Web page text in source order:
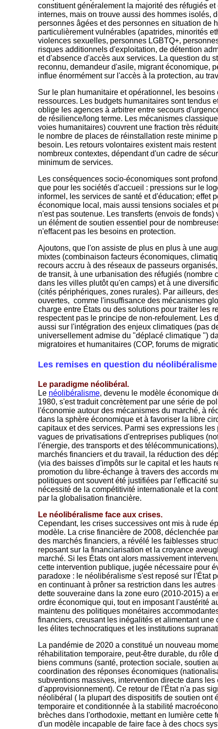
constituent généralement la majorité des réfugiés
internes, mais on trouve aussi des hommes isolés,
personnes âgées et des personnes en situation de
particulièrement vulnérables (apatrides, minorités
violences sexuelles, personnes LGBTQ+,
risques additionnels d'exploitation, de détention
et d'absence d'accès aux services. La question du
reconnu, demandeur d'asile, migrant économique,
influe énormément sur l'accès à la protection, au
Sur le plan humanitaire et opérationnel, les
ressources. Les budgets humanitaires sont tendus
oblige les agences à arbitrer entre secours
de résilience/long terme. Les mécanismes
voies humanitaires) couvrent une fraction très
le nombre de places de réinstallation reste minime
besoin. Les retours volontaires existent mais
nombreux contextes, dépendant d'un cadre de
minimum de services.
Les conséquences socio-économiques sont
que pour les sociétés d'accueil : pressions sur le
informel, les services de santé et d'éducation; effet
économique local, mais aussi tensions sociales et
n'est pas soutenue. Les transferts (envois de
un élément de soutien essentiel pour de
n'effacent pas les besoins en protection.
Ajoutons, que l'on assiste de plus en plus à une
mixtes (combinaison facteurs économiques,
recours accru à des réseaux de passeurs
de transit, à une urbanisation des réfugiés (nombre
dans les villes plutôt qu'en camps) et à une
(cités périphériques, zones rurales). Par ailleurs,
ouvertes, comme l'insuffisance des mécanismes
charge entre États ou des solutions pour traiter les
respectent pas le principe de non-refoulement. Les
aussi sur l'intégration des enjeux climatiques (pas
universellement admise du "déplacé climatique ")
migratoires et humanitaires (COP, forums de
Les remises en question du
Le paradigme néolibéral.
Le néolibéralisme, devenu le modèle économique
1980, s'est traduit concrètement par une série de
l'économie autour des mécanismes du marché, à
dans la sphère économique et à favoriser la libre
capitaux et des services. Parmi ses expressions
vagues de privatisations d'entreprises publiques
l'énergie, des transports et des
marchés financiers et du travail, la réduction des
(via des baisses d'impôts sur le capital et les hauts
promotion du libre-échange à travers des accords
politiques ont souvent été justifiées par l'efficacité
nécessité de la compétitivité internationale et la
par la globalisation financière.
Le néolibéralisme face aux crises.
Cependant, les crises successives ont mis à rude
modèle. La crise financière de 2008, déclenchée
des marchés financiers, a révélé les faiblesses
reposant sur la financiarisation et la croyance
marché. Si les États ont alors massivement
cette intervention publique, jugée nécessaire pour
paradoxe : le néolibéralisme s'est reposé sur l'État
en continuant à prôner sa restriction dans les
dette souveraine dans la zone euro (2010-2015) a
ordre économique qui, tout en imposant l'austérité
maintenu des politiques monétaires
financiers, creusant les inégalités et alimentant une
les élites technocratiques et les institutions
La pandémie de 2020 a constitué un nouveau
réhabilitation temporaire, peut-être durable, du rôle
biens communs (santé, protection sociale, soutien
coordination des réponses économiques
subventions massives, intervention directe dans les
d'approvisionnement). Ce retour de l'État n'a pas
néolibéral ( la plupart des dispositifs de soutien ont
temporaire et conditionnée à la stabilité
brèches dans l'orthodoxie, mettant en lumière cette
d'un modèle incapable de faire face à des chocs